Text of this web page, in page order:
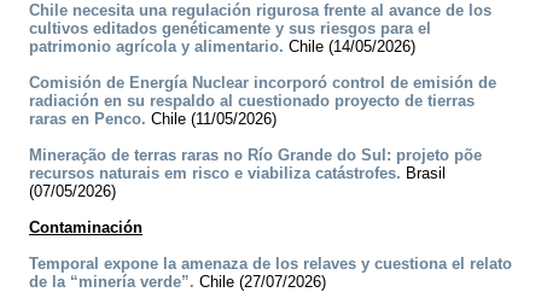
Chile necesita una regulación rigurosa frente al avance de los
cultivos editados genéticamente y sus riesgos para el
patrimonio agrícola y alimentario. Chile (14/05/2026)
Comisión de Energía Nuclear incorporó control de emisión de
radiación en su respaldo al cuestionado proyecto de tierras
raras en Penco. Chile (11/05/2026)
Mineração de terras raras no Río Grande do Sul: projeto põe
recursos naturais em risco e viabiliza catástrofes. Brasil
(07/05/2026)
Contaminación
Temporal expone la amenaza de los relaves y cuestiona el relato
de la “minería verde”. Chile (27/07/2026)